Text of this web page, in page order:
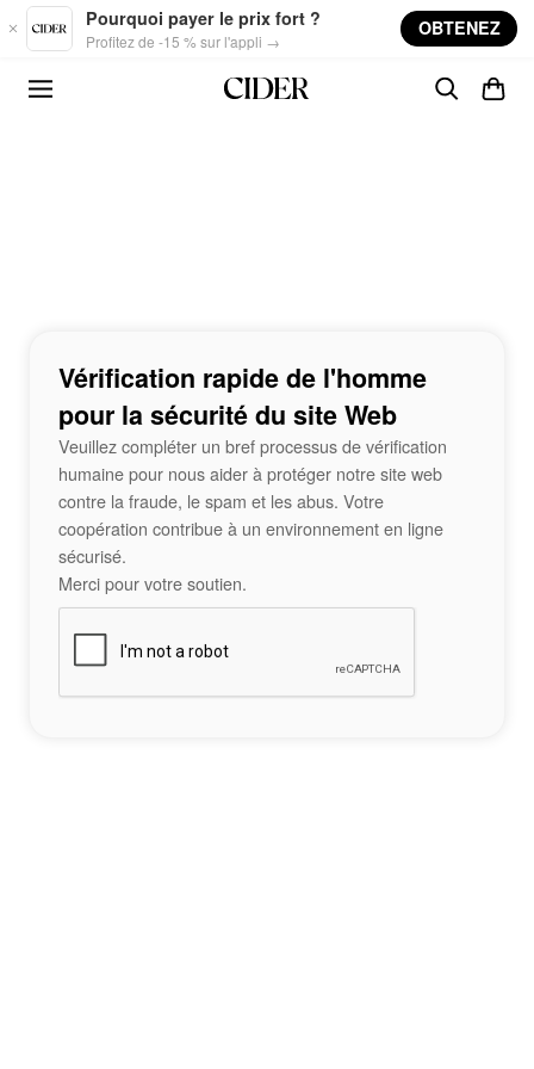
Skip to main content
Pourquoi payer le prix fort ?
Profitez de -15 % sur l'appli →
OBTENEZ
Vérification rapide de l'homme
pour la sécurité du site Web
Veuillez compléter un bref processus de vérification
humaine pour nous aider à protéger notre site web
contre la fraude, le spam et les abus. Votre
coopération contribue à un environnement en ligne
sécurisé.
Merci pour votre soutien.